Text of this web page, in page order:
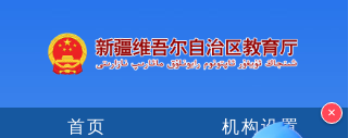
首页 机构设置
×